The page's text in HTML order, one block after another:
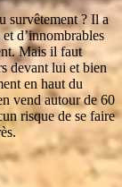
survêtement ? Il a
d’innombrables
Mais il faut
devant lui et bien
en haut du
vend autour de 60
risque de se faire